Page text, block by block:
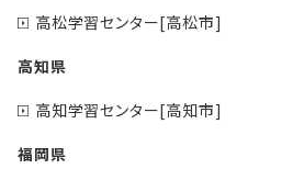
高松学習センター[高松市]
高知県
高知学習センター[高知市]
福岡県